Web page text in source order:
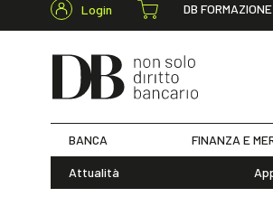
Login DB FORMAZIONE
BANCA FINANZA E
Attualità